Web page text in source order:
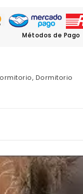
Métodos de Pago
, Dormitorio